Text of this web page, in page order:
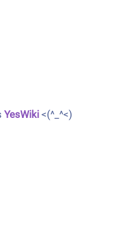
YesWiki <(^_^<)